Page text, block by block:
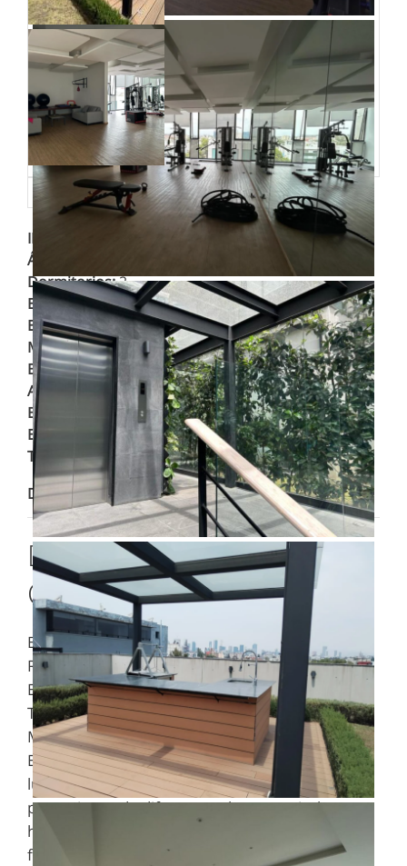
ID de propriedad
Área
Dormitorios:2
Espacio para Autos:2
Estado de Construcción:Excelente
Metros de Construcción:90 m²
Baños Completos
2
Antigüedad
5
Baños
Estado
Ciudad de México
Tipo
Departamento
Descripción
Departamento del Valle
Centro Desarrollo «Unico»
EXCELENTE DEPARTAMENTO DE 90 M2, 2
RECÁMARAS, 2 BAÑOS COMPLETOS, 2
ESTACIONAMIENTOS, SKY GARDEN, GIMNASIO,
TERRAZA CON GRILL, SALON DE USOS
MULTIPLES CON TERRAZA, SEGURIDAD 24/7
El concepto que rige el proyecto es un juego de
luz y sombra en todas sus fachadas, provocado
por un juego de diferentes planos verticales y
horizontales, generando múltiples volúmenes; la
fachada principal es compuesta por vegetación,